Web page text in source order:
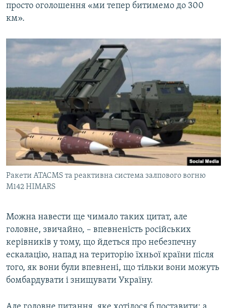
просто оголошення «ми тепер битимемо до 300
км».
Ракети ATACMS та реактивна система залпового вогню
M142 HIMARS
Можна навести ще чимало таких цитат, але
головне, звичайно, – впевненість російських
керівників у тому, що йдеться про небезпечну
ескалацію, напад на територію їхньої країни після
того, як вони були впевнені, що тільки вони можуть
бомбардувати і знищувати Україну.